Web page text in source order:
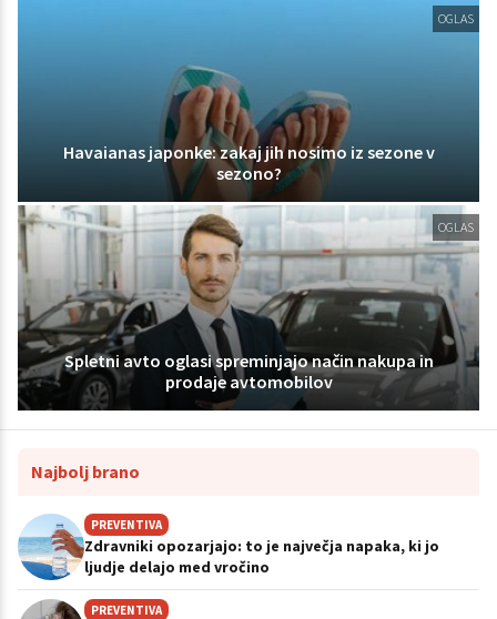
OGLAS
Havaianas japonke: zakaj jih nosimo iz sezone v
sezono?
OGLAS
Spletni avto oglasi spreminjajo način nakupa in
prodaje avtomobilov
Najbolj brano
PREVENTIVA
Zdravniki opozarjajo: to je največja napaka, ki jo
ljudje delajo med vročino
PREVENTIVA